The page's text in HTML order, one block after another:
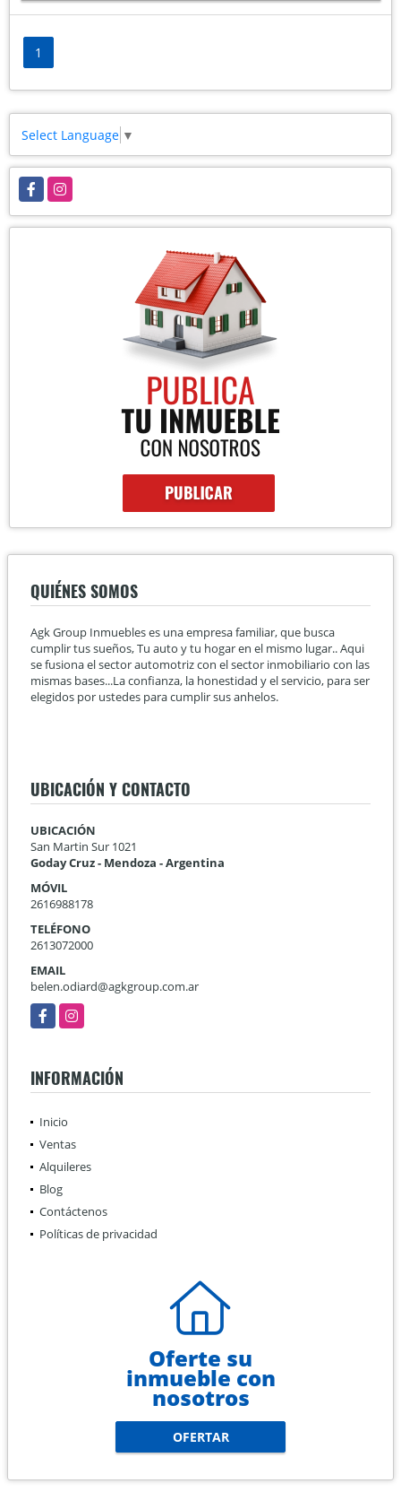
1
Select Language ▼
FacebookInstagram
QUIÉNES SOMOS
Agk Group Inmuebles es una empresa familiar, que busca
cumplir tus sueños, Tu auto y tu hogar en el mismo lugar.. Aqui
se fusiona el sector automotriz con el sector inmobiliario con las
mismas bases...La confianza, la honestidad y el servicio, para ser
elegidos por ustedes para cumplir sus anhelos.
UBICACIÓN Y CONTACTO
UBICACIÓN
San Martin Sur 1021
Goday Cruz - Mendoza - Argentina
MÓVIL
2616988178
TELÉFONO
2613072000
EMAIL
belen.odiard@agkgroup.com.ar
FacebookInstagram
INFORMACIÓN
Inicio
Ventas
Alquileres
Blog
Contáctenos
Políticas de privacidad
Oferte su
inmueble con
nosotros
OFERTAR